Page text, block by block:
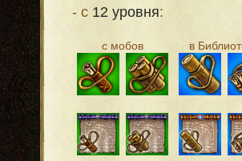
- с 12 уровня:
с мобов в